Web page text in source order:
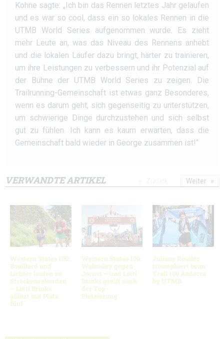
Kohne sagte: „Ich bin das Rennen letztes Jahr gelaufen
und es war so cool, dass ein so lokales Rennen in die
UTMB World Series aufgenommen wurde. Es zieht
mehr Leute an, was das Niveau des Rennens anhebt
und die lokalen Läufer dazu bringt, härter zu trainieren,
um ihre Leistungen zu verbessern und ihr Potenzial auf
der Bühne der UTMB World Series zu zeigen. Die
Trailrunning-Gemeinschaft ist etwas ganz Besonderes,
wenn es darum geht, sich gegenseitig zu unterstützen,
um schwierige Dinge durchzustehen und sich selbst
gut zu fühlen. Ich kann es kaum erwarten, dass die
Gemeinschaft bald wieder in George zusammen ist!“
VERWANDTE ARTIKEL
Western States 100:
Bouillard und
Lichter laufen zu
Streckenrekorden
– Lotti Brinks
glänzt mit Platz
fünf
Western States 100:
Walmsley gegen
Jornet – und Lotti
Brinks greift nach
der Top-
Platzierung
Juliane Rössler
triumphiert beim
Trail 100 Andorra
by UTMB
Weiter